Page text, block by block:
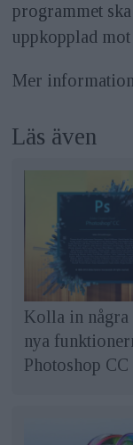
programmet
uppkopplad
Mer
Läs även
Kolla in några
nya
Photoshop CC